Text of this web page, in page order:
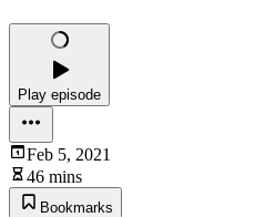
Play episode
Feb 5, 2021
46 mins
Bookmarks